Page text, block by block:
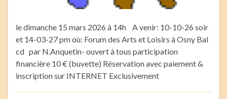
le dimanche 15 mars 2026 à 14h A venir: 10-10-26 soir
et 14-03-27 pm où: Forum des Arts et Loisirs à Osny Bal
cd par N.Anquetin- ouvert à tous participation
financière 10 € (buvette) Réservation avec paiement &
inscription sur INTERNET Exclusivement